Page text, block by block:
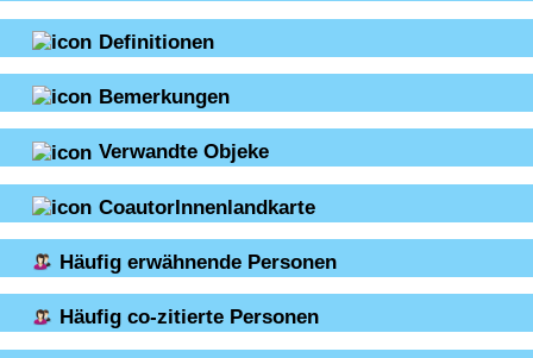
Definitionen
Bemerkungen
Verwandte Objeke
CoautorInnenlandkarte
Häufig erwähnende Personen
Häufig co-zitierte Personen